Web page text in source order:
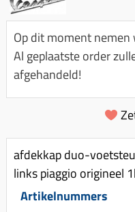
Spanningsregelaar
Toerenbegrenzer
Remlichtschakelaar
Led verlichting
Luchtfilter (delen)
Luchtfilter deksel
Motor blokken
Motorblok (delen)
Pakking (sets)
Vlotterbak
Powerfilter
Km teller kabel
Kickstart deksel
Kickstartpedaal
Kickstart ronsel
Spiegels
Stuurschakelaar
Stuur (delen)
Olie-
Oppakbeugel
Scooter alarm
Scooter Kleding
Crossbril
Stickers
Op dit moment nemen
Al geplaatste order
afgehandeld!
afdekkap duo-
links piaggio origineel
Artikelnummers